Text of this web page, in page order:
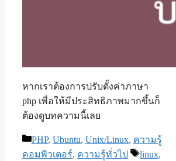
หากเราต้องการปรับตั้งค่าภาษา
php เพื่อให้มีประสิทธิภาพมากขึ้นก็
ต้องดูบทความนี้เลย
Categories
PHP, Ubuntu, Unix/Linux, ความรู้
คอมพิวเตอร์, ความรู้ทั่วไป Tags
linux,